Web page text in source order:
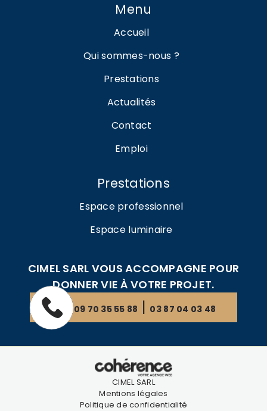
Menu
Accueil
Qui sommes-nous ?
Prestations
Actualités
Contact
Emploi
Prestations
Espace professionnel
Espace luminaire
CIMEL SARL VOUS ACCOMPAGNE POUR
DONNER VIE À VOTRE PROJET.
09 70 35 55 88 | 03 87 04 03 48
CIMEL SARL
Mentions légales
Politique de confidentialité